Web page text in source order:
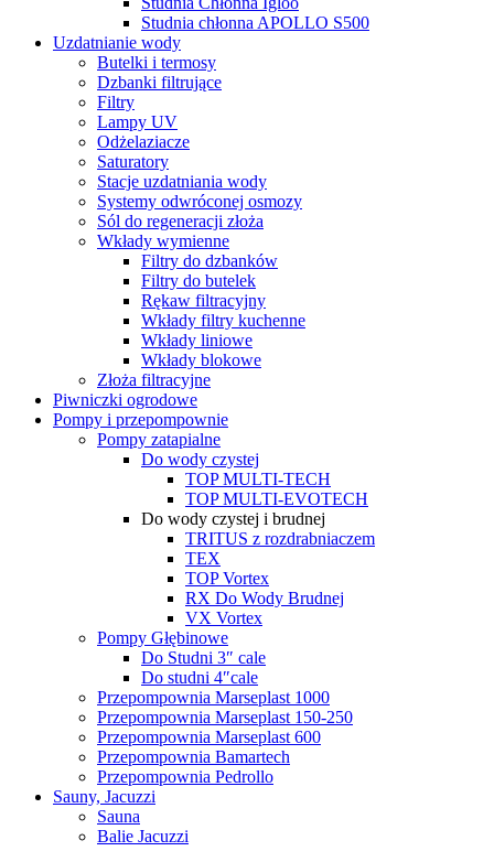
Studnia chłonna APOLLO S500
Uzdatnianie wody
Butelki i termosy
Dzbanki filtrujące
Filtry
Lampy UV
Odżelaziacze
Saturatory
Stacje uzdatniania wody
Systemy odwróconej osmozy
Sól do regeneracji złoża
Wkłady wymienne
Filtry do dzbanków
Filtry do butelek
Rękaw filtracyjny
Wkłady filtry kuchenne
Wkłady liniowe
Wkłady blokowe
Złoża filtracyjne
Piwniczki ogrodowe
Pompy i przepompownie
Pompy zatapialne
Do wody czystej
TOP MULTI-TECH
TOP MULTI-EVOTECH
Do wody czystej i brudnej
TRITUS z rozdrabniaczem
TEX
TOP Vortex
RX Do Wody Brudnej
VX Vortex
Pompy Głębinowe
Do Studni 3″ cale
Do studni 4″cale
Przepompownia Marseplast 1000
Przepompownia Marseplast 150-250
Przepompownia Marseplast 600
Przepompownia Bamartech
Przepompownia Pedrollo
Sauny, Jacuzzi
Sauna
Balie Jacuzzi